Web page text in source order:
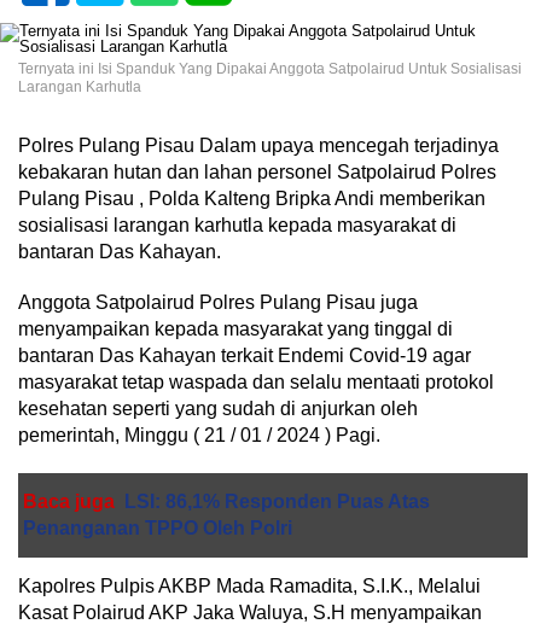
Ternyata ini Isi Spanduk Yang Dipakai Anggota Satpolairud Untuk Sosialisasi
Larangan Karhutla
Polres Pulang Pisau Dalam upaya mencegah terjadinya
kebakaran hutan dan lahan personel Satpolairud Polres
Pulang Pisau , Polda Kalteng Bripka Andi memberikan
sosialisasi larangan karhutla kepada masyarakat di
bantaran Das Kahayan.
Anggota Satpolairud Polres Pulang Pisau juga
menyampaikan kepada masyarakat yang tinggal di
bantaran Das Kahayan terkait Endemi Covid-19 agar
masyarakat tetap waspada dan selalu mentaati protokol
kesehatan seperti yang sudah di anjurkan oleh
pemerintah, Minggu ( 21 / 01 / 2024 ) Pagi.
Baca juga
LSI: 86,1% Responden Puas Atas
Penanganan TPPO Oleh Polri
Kapolres Pulpis AKBP Mada Ramadita, S.I.K., Melalui
Kasat Polairud AKP Jaka Waluya, S.H menyampaikan